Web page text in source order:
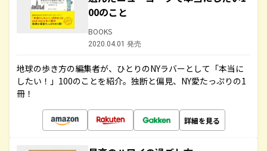
00のこと
BOOKS
2020.04.01 発売
地球の歩き方の編集者が、ひとりのNYラバーとして「本当に
したい！」100のことを紹介。独断と偏見、NY愛たっぷりの1
冊！
詳細を見る